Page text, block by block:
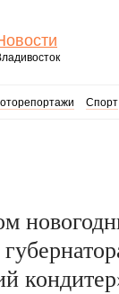
Спорт